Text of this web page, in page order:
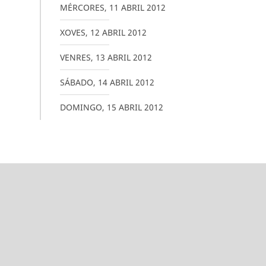
MÉRCORES, 11 ABRIL 2012
XOVES, 12 ABRIL 2012
VENRES, 13 ABRIL 2012
SÁBADO, 14 ABRIL 2012
DOMINGO, 15 ABRIL 2012